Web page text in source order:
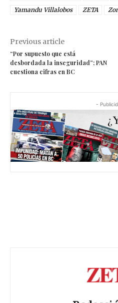
Yamandu Villalobos
ZETA
Previous article
“Por supuesto que está
desbordada la inseguridad”; PAN
cuestiona cifras en BC
-